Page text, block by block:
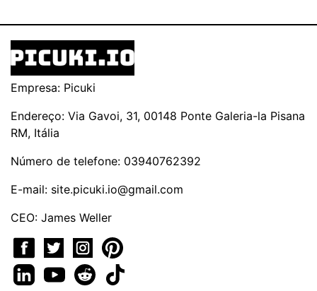
Empresa: Picuki
Endereço: Via Gavoi, 31, 00148 Ponte Galeria-la Pisana
RM, Itália
Número de telefone: 03940762392
E-mail: site.picuki.io@gmail.com
CEO: James Weller